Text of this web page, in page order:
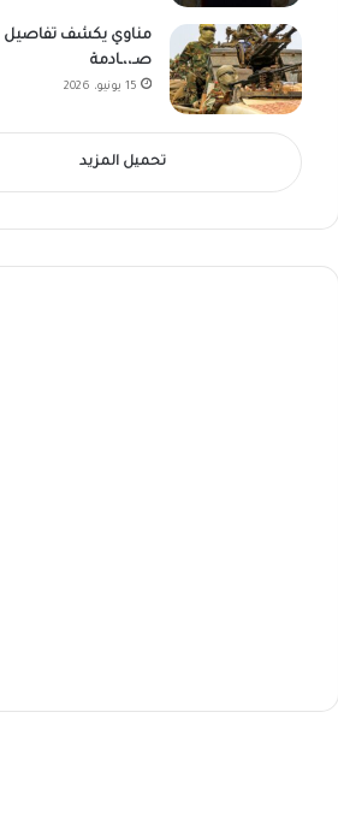
مناوي يكشف تفاصيل
صـ،،ـادمة
15 يونيو، 2026
تحميل المزيد